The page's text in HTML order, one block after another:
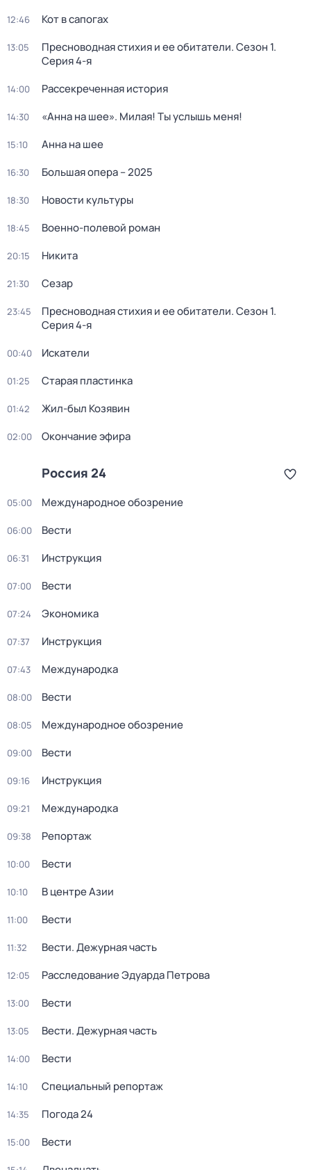
12:46 Кот в сапогах
13:05 Пресноводная стихия и ее обитатели. Сезон 1.
Серия 4-я
14:00 Рассекреченная история
14:30 «Анна на шее». Милая! Ты услышь меня!
15:10 Анна на шее
16:30 Большая опера – 2025
18:30 Новости культуры
18:45 Военно-полевой роман
20:15 Никита
21:30 Сезар
23:45 Пресноводная стихия и ее обитатели. Сезон 1.
Серия 4-я
00:40 Искатели
01:25 Старая пластинка
01:42 Жил-был Козявин
02:00 Окончание эфира
Россия 24
05:00 Международное обозрение
06:00 Вести
06:31 Инструкция
07:00 Вести
07:24 Экономика
07:37 Инструкция
07:43 Международка
08:00 Вести
08:05 Международное обозрение
09:00 Вести
09:16 Инструкция
09:21 Международка
09:38 Репортаж
10:00 Вести
10:10 В центре Азии
11:00 Вести
11:32 Вести. Дежурная часть
12:05 Расследование Эдуарда Петрова
13:00 Вести
13:05 Вести. Дежурная часть
14:00 Вести
14:10 Специальный репортаж
14:35 Погода 24
15:00 Вести